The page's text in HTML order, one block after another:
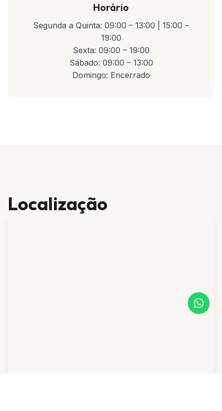
Horário
Segunda a Quinta: 09:00 – 13:00 | 15:00 –
19:00
Sexta: 09:00 – 19:00
Sábado: 09:00 – 13:00
Domingo: Encerrado
Localização